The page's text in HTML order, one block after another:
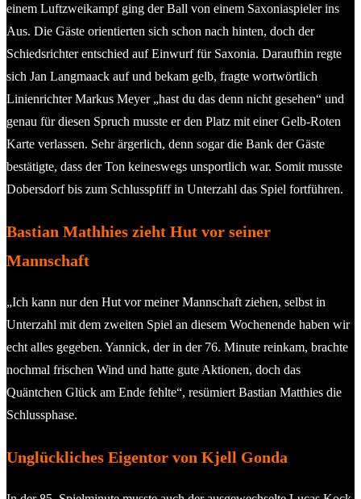
einem Luftzweikampf ging der Ball von einem Saxoniaspieler ins
Aus. Die Gäste orientierten sich schon nach hinten, doch der
Schiedsrichter entschied auf Einwurf für Saxonia. Daraufhin regte
sich Jan Langmaack auf und bekam gelb, fragte wortwörtlich
Linienrichter Markus Meyer „hast du das denn nicht gesehen“ und
genau für diesen Spruch musste er den Platz mit einer Gelb-Roten
Karte verlassen. Sehr ärgerlich, denn sogar die Bank der Gäste
bestätigte, dass der Ton keineswegs unsportlich war. Somit musste
Dobersdorf bis zum Schlusspfiff in Unterzahl das Spiel fortführen.
Bastian Mathhies zieht Hut vor seiner
Mannschaft
„Ich kann nur den Hut vor meiner Mannschaft ziehen, selbst in
Unterzahl mit dem zweiten Spiel an diesem Wochenende haben wir
echt alles gegeben. Yannick, der in der 76. Minute reinkam, brachte
nochmal frischen Wind und hatte gute Aktionen, doch das
Quäntchen Glück am Ende fehlte“, resümiert Bastian Matthies die
Schlussphase.
Unglückliches Eigentor von Kjell Gonda